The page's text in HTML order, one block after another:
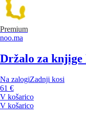
Premium
noo.ma
Držalo za knjige
Na zalogiZadnji kosi
61 €
V košarico
V košarico